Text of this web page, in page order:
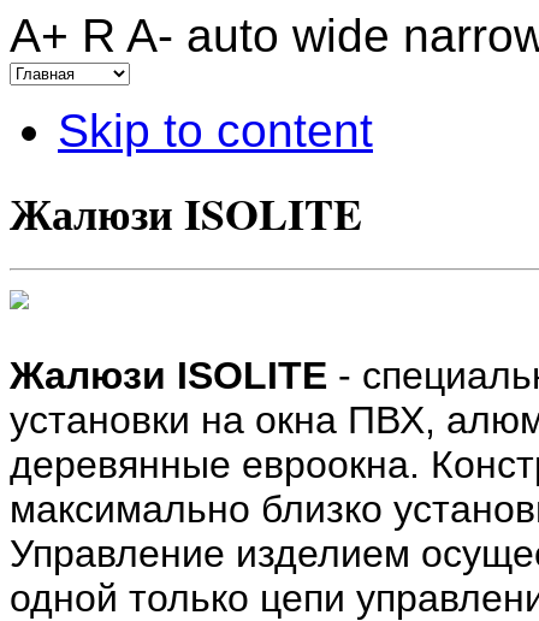
A+ R A- auto wide
Skip to content
Жалюзи ISOLITE
Жалюзи ISOLITE -
установки на окна ПВХ,
деревянные евроокна.
максимально близко
Управление изделием
одной только цепи